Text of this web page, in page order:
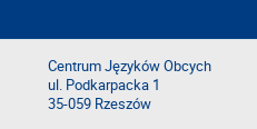
Centrum Języków Obcych
ul. Podkarpacka 1
35-059 Rzeszów